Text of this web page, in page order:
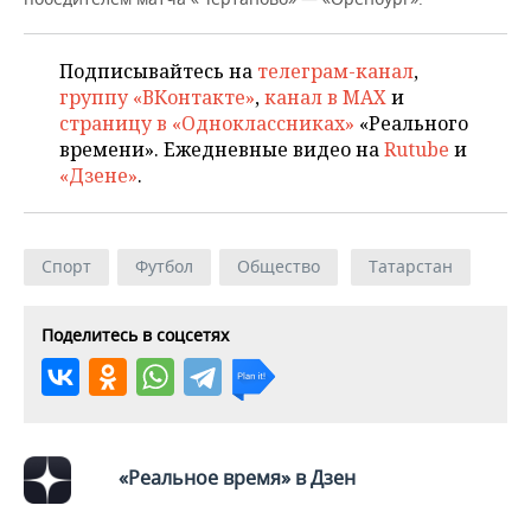
НЕФТЕХИМИЯ
НЕФТЬ
ОПК
ЭНЕРГЕТИКА
ТРАНСПОРТ
УСЛУГИ
МЕДИА
ТЕЛЕКОММУНИКАЦИИ
НОВОСТИ МЕРОПРИЯТИЙ
ВЫЕЗДНАЯ РЕДАКЦИЯ
БИЗНЕС-БРАНЧИ
ONLINE-КОНФЕРЕНЦИИ
СПОРТ
НОВОСТИ СПОРТА
ФУТБОЛ
ХОККЕЙ
ВОЛЕЙБОЛ
ФИГУРНОЕ КАТАНИЕ
ОБЩЕСТВО
НОВОСТИ ОБЩЕСТВА
ВЛАСТЬ
ИСТОРИЯ
МЕДИЦИНА
ФОТОГАЛЕРЕЯ
СЮЖЕТЫ
СПИСОК ПЕРСОН
ПОЛНАЯ ВЕРСИЯ
Подписывайтесь на телеграм-канал,
группу «ВКонтакте»,канал в MAXи
страницу в «Одноклассниках» «Реального
времени». Ежедневные видео наRutube и
«Дзене».
Спорт Футбол Общество Татарстан
Поделитесь в соцсетях
«Реальное время» в Дзен